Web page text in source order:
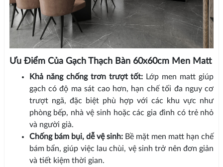
Ưu Điểm Của Gạch Thạch Bàn 60x60cm Men Matt
Khả năng chống trơn trượt tốt: Lớp men matt giúp
gạch có độ ma sát cao hơn, hạn chế tối đa nguy cơ
trượt ngã, đặc biệt phù hợp với các khu vực như
phòng bếp, nhà vệ sinh hoặc các gia đình có trẻ nhỏ
và người già.
Chống bám bụi, dễ vệ sinh:Bề mặt men matt hạn chế
bám bẩn, giúp việc lau chùi, vệ sinh trở nên đơn giản
và tiết kiệm thời gian.